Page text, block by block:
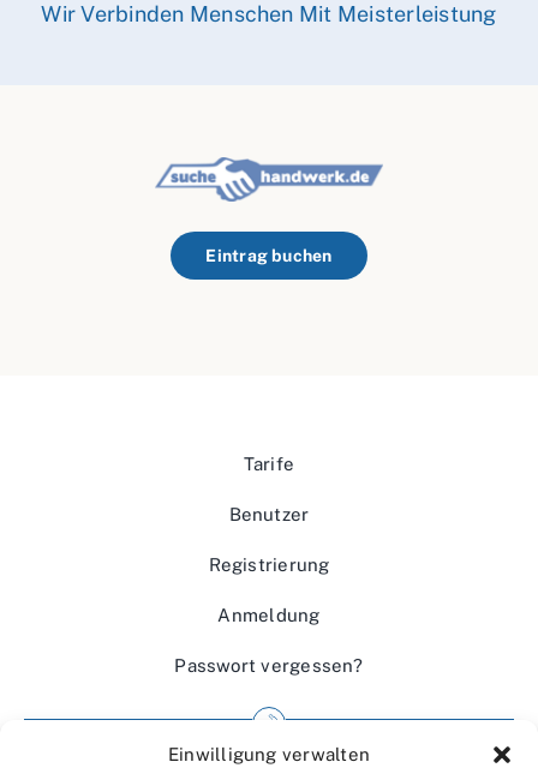
Einwilligung verwalten
Wir Verbinden Menschen Mit Meisterleistung
Eintrag buchen
Tarife
Benutzer
Registrierung
Anmeldung
Passwort vergessen?